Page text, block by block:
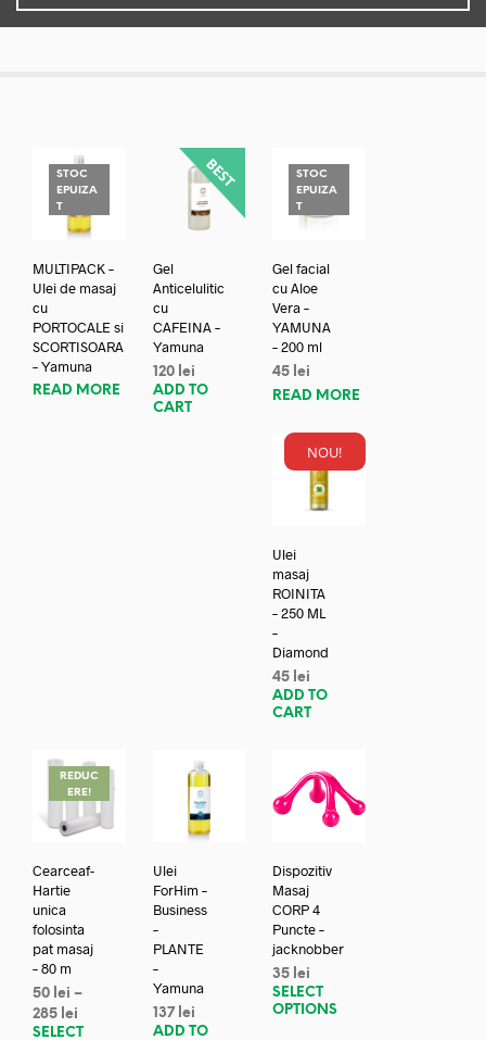
STOC
EPUIZA
T
MULTIPACK –
Ulei de masaj
cu
PORTOCALE si
SCORTISOARA
– Yamuna
READ MORE
Gel
Anticelulitic
cu
CAFEINA –
Yamuna
120 lei
ADD TO
CART
STOC
EPUIZA
T
Gel facial
cu Aloe
Vera –
YAMUNA
– 200 ml
45 lei
READ MORE
NOU!
Ulei
masaj
ROINITA
– 250 ML
–
Diamond
45 lei
ADD TO
CART
REDUC
ERE!
Cearceaf-
Hartie
unica
folosinta
pat masaj
– 80 m
50 lei –
285 lei
SELECT
Ulei
ForHim –
Business
–
PLANTE
–
Yamuna
137 lei
ADD TO
Dispozitiv
Masaj
CORP 4
Puncte –
jacknobber
35 lei
SELECT
OPTIONS